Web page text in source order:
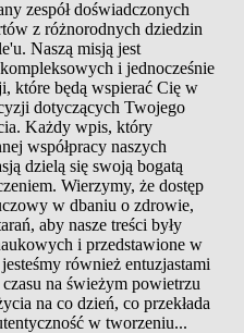
zespół doświadczonych
z różnorodnych dziedzin
Naszą misją jest
i jednocześnie
które będą wspierać Cię w
dotyczących Twojego
Każdy wpis, który
współpracy naszych
dzielą się swoją bogatą
Wierzymy, że dostęp
w dbaniu o zdrowie,
aby nasze treści były
i przedstawione w
również entuzjastami
na świeżym powietrzu
na co dzień, co przekłada
w tworzeniu...